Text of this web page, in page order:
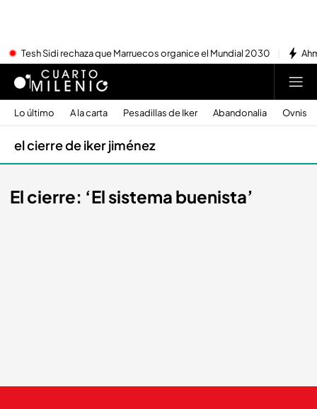
Tesh Sidi rechaza que Marruecos organice el Mundial 2030
Lo último A la carta Pesadillas de Iker Abandonalia Ovnis
el cierre de iker jiménez
El cierre: ‘El sistema buenista’